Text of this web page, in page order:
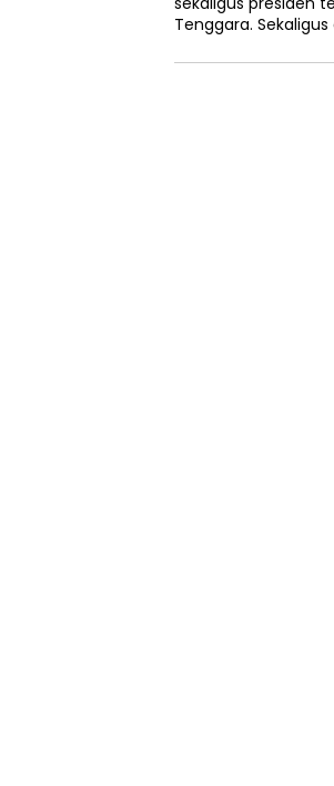
Tenggara.